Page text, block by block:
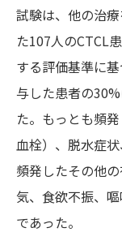
試験は、他の治
た107人のCTCL
する評価基準に
与した患者の
た。もっとも頻
血栓）、脱水症
頻発したその他
気、食欲不振、
であった。